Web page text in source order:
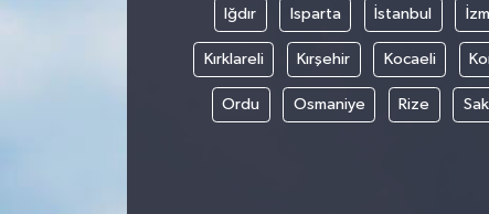
Iğdır Isparta İstanbul
Kırklareli Kırşehir Kocaeli
Ordu Osmaniye Rize